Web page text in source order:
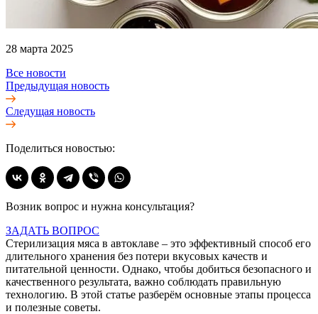
28 марта 2025
Все новости
Предыдущая новость
Следущая новость
Поделиться новостью:
Возник вопрос и нужна консультация?
ЗАДАТЬ ВОПРОС
Стерилизация мяса в автоклаве – это эффективный способ его
длительного хранения без потери вкусовых качеств и
питательной ценности. Однако, чтобы добиться безопасного и
качественного результата, важно соблюдать правильную
технологию. В этой статье разберём основные этапы процесса
и полезные советы.